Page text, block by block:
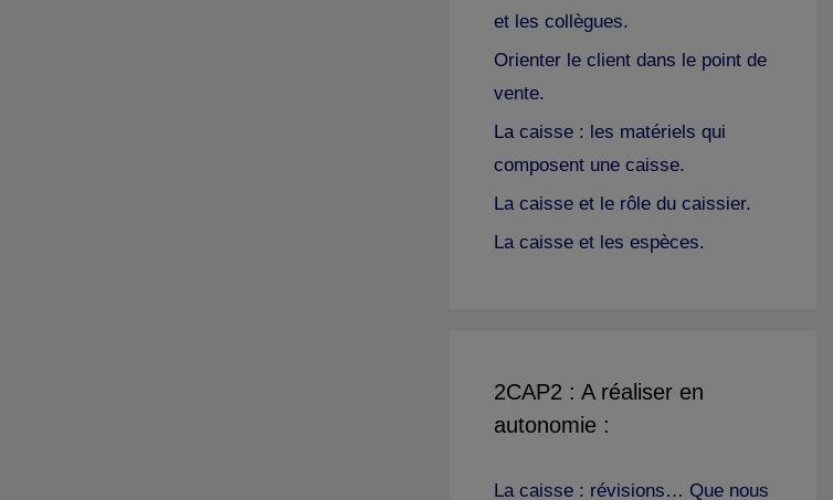
et les collègues.
Orienter le client dans le point de
vente.
La caisse : les matériels qui
composent une caisse.
La caisse et le rôle du caissier.
La caisse et les espèces.
2CAP2 : A réaliser en
autonomie :
La caisse : révisions… Que nous